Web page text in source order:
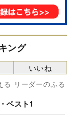
ング
る リーダーのふる
ベスト1
いいね